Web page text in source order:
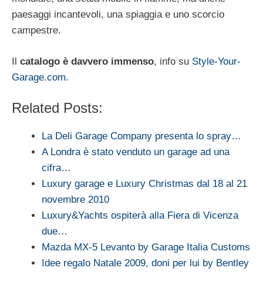
paesaggi incantevoli, una spiaggia e uno scorcio
campestre.
Il catalogo è davvero immenso, info su Style-Your-
Garage.com.
Related Posts:
La Deli Garage Company presenta lo spray…
A Londra è stato venduto un garage ad una
cifra…
Luxury garage e Luxury Christmas dal 18 al 21
novembre 2010
Luxury&Yachts ospiterà alla Fiera di Vicenza
due…
Mazda MX-5 Levanto by Garage Italia Customs
Idee regalo Natale 2009, doni per lui by Bentley